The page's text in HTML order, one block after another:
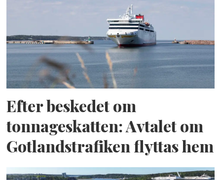
Efter beskedet om
tonnageskatten: Avtalet om
Gotlandstrafiken flyttas hem